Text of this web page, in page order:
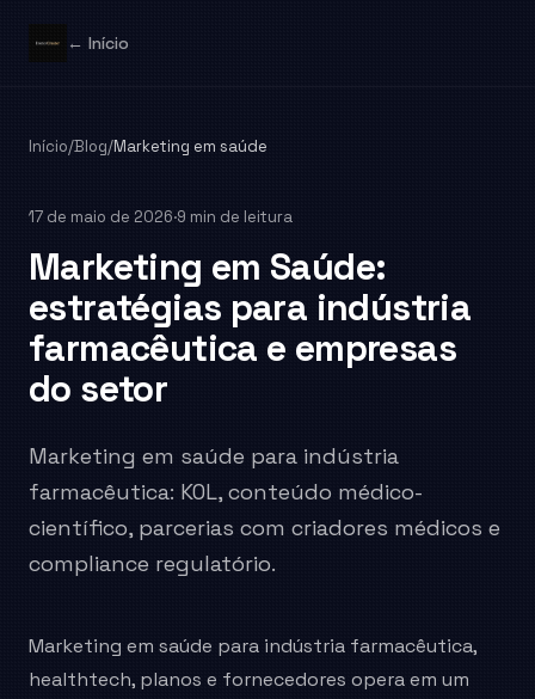
← Início
Início/Blog/Marketing em saúde
17 de maio de 2026·9 min de leitura
Marketing em Saúde:
estratégias para indústria
farmacêutica e empresas
do setor
Marketing em saúde para indústria
farmacêutica: KOL, conteúdo médico-
científico, parcerias com criadores médicos e
compliance regulatório.
Marketing em saúde para indústria farmacêutica,
healthtech, planos e fornecedores opera em um